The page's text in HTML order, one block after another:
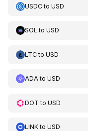
USDCto USD
SOL to USD
LTCto USD
ADAto USD
DOT to USD
LINKto USD